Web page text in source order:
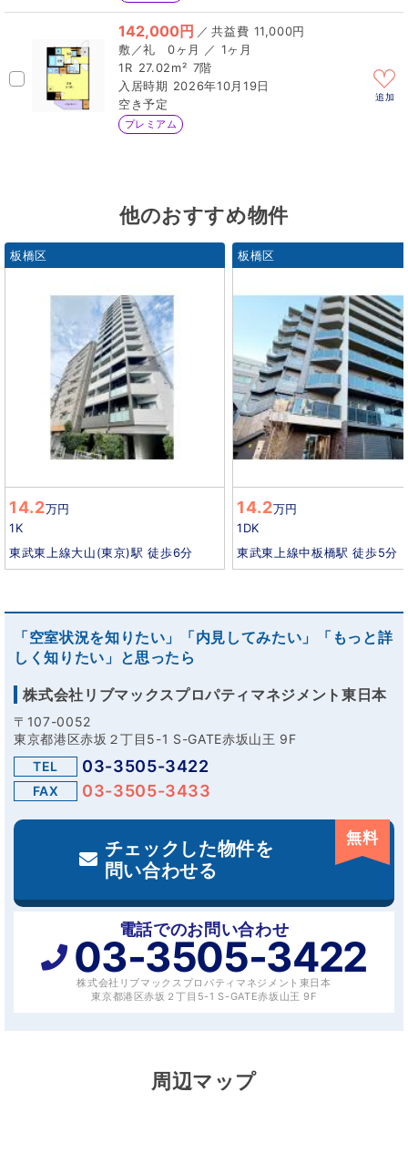
142,000円 ／
11,000円
0ヶ月 ／ 1ヶ月
1R 27.02m² 7階
2026年10月19日
空き予定
プレミアム
追加
他のおすすめ物件
板橋区
14.2万円
1K
東武東上線大山(東京)駅 徒歩6分
板橋区
14.2万円
1DK
東武東上線中板橋駅 徒歩5分
「空室状況を知りたい」「内見してみたい」「もっと詳
しく知りたい」と思ったら
株式会社リブマックスプロパティマネジメント東日本
〒107-0052
東京都港区赤坂２丁目5-1 S-GATE赤坂山王 9F
TEL
03-3505-3422
FAX 03-3505-3433
チェックした物件を
問い合わせる
無料
電話でのお問い合わせ
03-3505-3422
株式会社リブマックスプロパティマネジメント東日本
東京都港区赤坂２丁目5-1 S-GATE赤坂山王 9F
周辺マップ